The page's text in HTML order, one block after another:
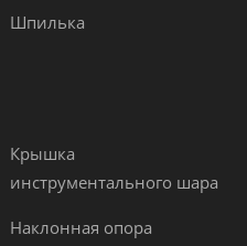
Шпилька
Крышка
инструментального шара
Наклонная опора